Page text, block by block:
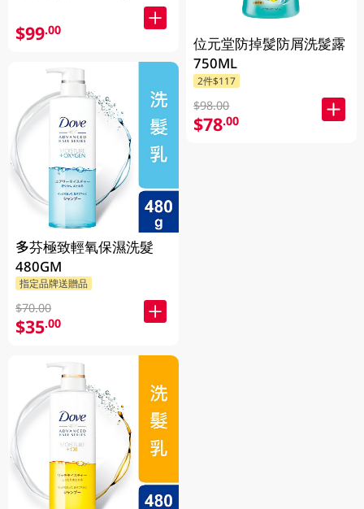
$99.00
多芬極致輕氧保濕洗髮
480GM
指定品牌送贈品
$70.00
$35.00
位元堂防掉髲防屑洗髲露
750ML
2件$117
$98.00
$78.00